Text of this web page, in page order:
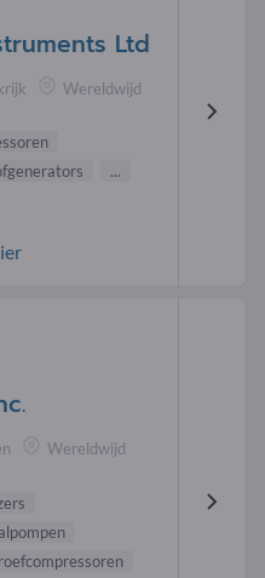
Ltd
Wereldwijd
...
Wereldwijd